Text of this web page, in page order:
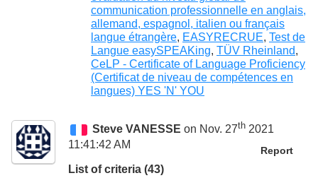
communication professionnelle en anglais,
allemand, espagnol, italien ou français
langue étrangère, EASYRECRUE, Test de
Langue easySPEAKing, TÜV Rheinland,
CeLP - Certificate of Language Proficiency
(Certificat de niveau de compétences en
langues) YES 'N' YOU
Steve VANESSE on Nov. 27th 2021
11:41:42 AM
Report
List of criteria (43)